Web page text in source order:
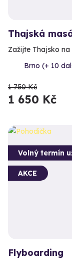
Thajská
Zažijte Thajsko na
Brno (+ 10
1 750 Kč
1 650 Kč
Volný termín
AKCE
Flyboarding